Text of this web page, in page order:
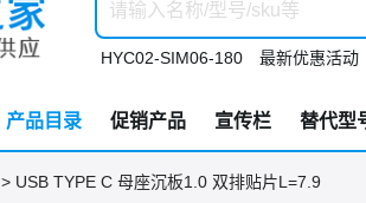
HYC02-SIM06-180 最新优惠活动
产品目录 促销产品 宣传栏 替代型
> USB TYPE C 母座沉板1.0 双排贴片L=7.9